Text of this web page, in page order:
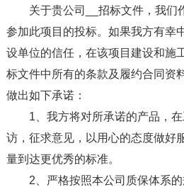
关于贵公司__招标文件，我们
参加此项目的投标。如果我方有幸
设单位的信任，在该项目建设和施
标文件中所有的条款及履约合同资
做出如下承诺：
1、我方将对所承诺的产品，
访，征求意见，以用心的态度做好
量到达更优秀的标准。
2、严格按照本公司质保体系